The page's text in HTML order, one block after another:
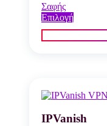
Σαφής
ΕπιλογήΑυτό
το
προϊόν
επιλογές
να
IPVanish